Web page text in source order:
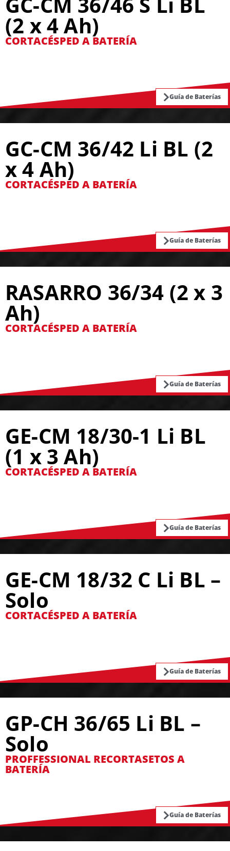
(2 x 4 Ah)
CORTACÉSPED A BATERÍA
Guía de Baterías
GC-CM 36/42 Li BL (2
x 4 Ah)
CORTACÉSPED A BATERÍA
Guía de Baterías
RASARRO 36/34 (2 x 3
Ah)
CORTACÉSPED A BATERÍA
Guía de Baterías
GE-CM 18/30-1 Li BL
(1 x 3 Ah)
CORTACÉSPED A BATERÍA
Guía de Baterías
GE-CM 18/32 C Li BL –
Solo
CORTACÉSPED A BATERÍA
Guía de Baterías
GP-CH 36/65 Li BL –
Solo
PROFFESSIONAL RECORTASETOS A
BATERÍA
Guía de Baterías